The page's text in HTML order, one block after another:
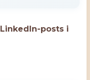
posts i